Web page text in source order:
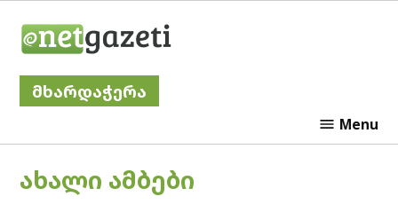
მხარდაჭერა
Menu
POSTED
ᲐᲮᲐᲚᲘ ᲐᲛᲑᲔᲑᲘ